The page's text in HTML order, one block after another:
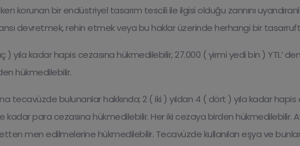
korunan bir endüstriyel tasarım tescili ile ilgisi olduğu zannını
devretmek, rehin etmek veya bu haklar üzerinde herhangi bir
) yıla kadar hapis cezasına hükmedilebilir, 27.000 ( yirmi yedi bin ) YTL’
hükmedilebilir.
tecavüzde bulunanlar hakkında; 2 ( iki ) yıldan 4 ( dört ) yıla kadar
ye kadar para cezasına hükmedilebilir. Her iki cezaya birden
men edilmelerine hükmedilebilir. Tecavüzde kullanılan eşya ve